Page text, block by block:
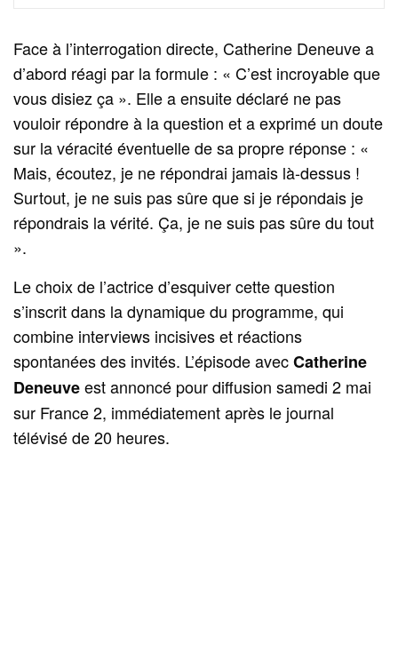
Face à l’interrogation directe, Catherine Deneuve a
d’abord réagi par la formule : « C’est incroyable que
vous disiez ça ». Elle a ensuite déclaré ne pas
vouloir répondre à la question et a exprimé un doute
sur la véracité éventuelle de sa propre réponse : «
Mais, écoutez, je ne répondrai jamais là-dessus !
Surtout, je ne suis pas sûre que si je répondais je
répondrais la vérité. Ça, je ne suis pas sûre du tout
».
Le choix de l’actrice d’esquiver cette question
s’inscrit dans la dynamique du programme, qui
combine interviews incisives et réactions
spontanées des invités. L’épisode avecCatherine
Deneuveest annoncé pour diffusion samedi 2 mai
sur France 2, immédiatement après le journal
télévisé de 20 heures.